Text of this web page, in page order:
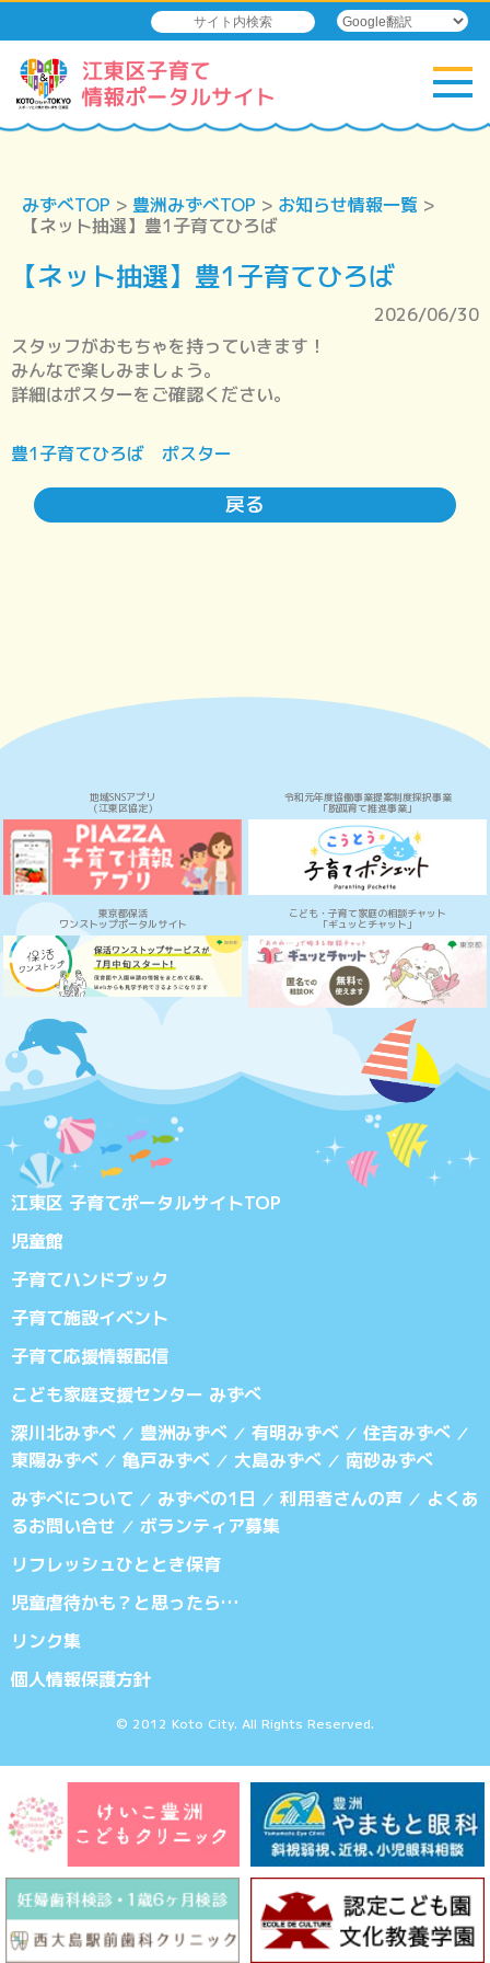
みずべTOP > 豊洲みずべTOP > お知らせ情報一覧 >
【ネット抽選】豊1子育てひろば
【ネット抽選】豊1子育てひろば
2026/06/30
スタッフがおもちゃを持っていきます！
みんなで楽しみましょう。
詳細はポスターをご確認ください。
豊1子育てひろば ポスター
戻る
地域SNSアプリ
（江東区協定）
令和元年度協働事業提案制度採択事業
「脱孤育て推進事業」
東京都保活
ワンストップポータルサイト
こども・子育て家庭の相談チャット
「ギュッとチャット」
江東区 子育てポータルサイトTOP
児童館
子育てハンドブック
子育て施設イベント
子育て応援情報配信
こども家庭支援センター みずべ
深川北みずべ ／ 豊洲みずべ ／ 有明みずべ ／ 住吉みずべ ／
東陽みずべ ／ 亀戸みずべ ／ 大島みずべ ／ 南砂みずべ
みずべについて ／ みずべの1日 ／ 利用者さんの声 ／ よくあ
るお問い合せ ／ ボランティア募集
リフレッシュひととき保育
児童虐待かも？と思ったら…
リンク集
個人情報保護方針
© 2012 Koto City. All Rights Reserved.